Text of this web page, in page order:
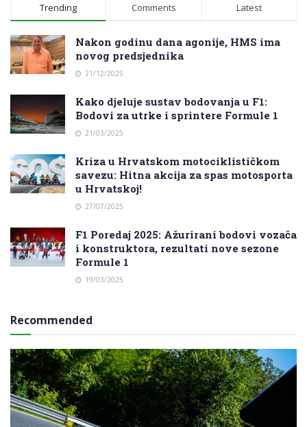
Trending Comments Latest
Nakon godinu dana agonije, HMS ima
novog predsjednika
21/12/2025
Kako djeluje sustav bodovanja u F1:
Bodovi za utrke i sprintere Formule 1
21/03/2025
Kriza u Hrvatskom motociklističkom
savezu: Hitna akcija za spas motosporta
u Hrvatskoj!
27/07/2025
F1 Poredaj 2025: Ažurirani bodovi vozača
i konstruktora, rezultati nove sezone
Formule 1
19/03/2025
Recommended